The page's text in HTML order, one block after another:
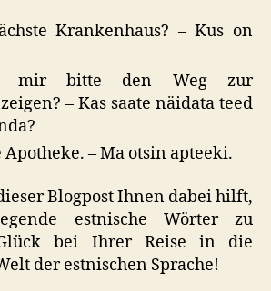
Krankenhaus? – Kus on
mir bitte den Weg zur
– Kas saate näidata teed
– Ma otsin apteeki.
Blogpost Ihnen dabei hilft,
estnische Wörter zu
bei Ihrer Reise in die
der estnischen Sprache!